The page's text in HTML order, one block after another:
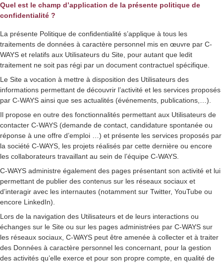
Quel est le champ d’application de la présente politique de
confidentialité ?
La présente Politique de confidentialité s’applique à tous les
traitements de données à caractère personnel mis en œuvre par C-
WAYS et relatifs aux Utilisateurs du Site, pour autant que ledit
traitement ne soit pas régi par un document contractuel spécifique.
Le Site a vocation à mettre à disposition des Utilisateurs des
informations permettant de découvrir l’activité et les services proposés
par C-WAYS ainsi que ses actualités (événements, publications,…).
Il propose en outre des fonctionnalités permettant aux Utilisateurs de
contacter C-WAYS (demande de contact, candidature spontanée ou
réponse à une offre d’emploi …) et présente les services proposés par
la société C-WAYS, les projets réalisés par cette dernière ou encore
les collaborateurs travaillant au sein de l’équipe C-WAYS.
C-WAYS administre également des pages présentant son activité et lui
permettant de publier des contenus sur les réseaux sociaux et
d’interagir avec les internautes (notamment sur Twitter, YouTube ou
encore LinkedIn).
Lors de la navigation des Utilisateurs et de leurs interactions ou
échanges sur le Site ou sur les pages administrées par C-WAYS sur
les réseaux sociaux, C-WAYS peut être amenée à collecter et à traiter
des Données à caractère personnel les concernant, pour la gestion
des activités qu’elle exerce et pour son propre compte, en qualité de